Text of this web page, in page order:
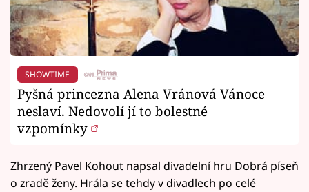
SHOWTIME
Pyšná princezna Alena Vránová Vánoce
neslaví. Nedovolí jí to bolestné
vzpomínky
Zhrzený Pavel Kohout napsal divadelní hru Dobrá píseň
o zradě ženy. Hrála se tehdy v divadlech po celé